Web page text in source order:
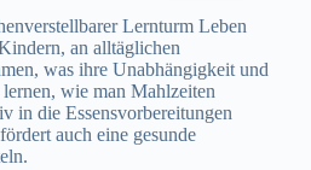
Lernturm Leben
an alltäglichen
was ihre Unabhängigkeit und
wie man Mahlzeiten
in die Essensvorbereitungen
auch eine gesunde